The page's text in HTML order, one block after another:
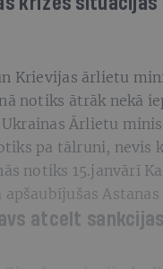
Krievijas ārlietu
notiks ātrāk nekā
Ārlietu
pa tālruni, nevis
notiks 15.janvārī
atcelt